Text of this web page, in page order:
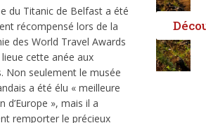
du Titanic de Belfast a été
récompensé lors de la
des World Travel Awards
cette anée aux
Non seulement le musée
a été élu « meilleure
d’Europe », mais il a
remporter le précieux